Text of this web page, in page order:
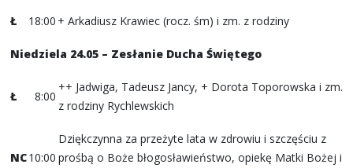
Ł 18:00 + Arkadiusz Krawiec (rocz. śm) i zm. z rodziny
Niedziela 24.05 – Zesłanie Ducha Świętego
Ł 8:00
++ Jadwiga, Tadeusz Jancy, + Dorota Toporowska i zm.
z rodziny Rychlewskich
NC10:00
Dziękczynna za przeżyte lata w zdrowiu i szczęściu z
prośbą o Boże błogosławieństwo, opiekę Matki Bożej i